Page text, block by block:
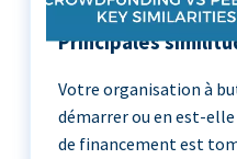
Crowdfunding vs
Principales
Votre organisation à
démarrer ou en est-elle
de financement est